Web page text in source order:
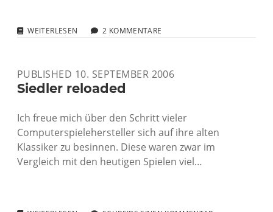
WEITERLESEN FIREFOX2 KOMMENTARE
PUBLISHED 10. SEPTEMBER 2006
Siedler reloaded
Ich freue mich über den Schritt vieler
Computerspielehersteller sich auf ihre alten
Klassiker zu besinnen. Diese waren zwar im
Vergleich mit den heutigen Spielen viel…